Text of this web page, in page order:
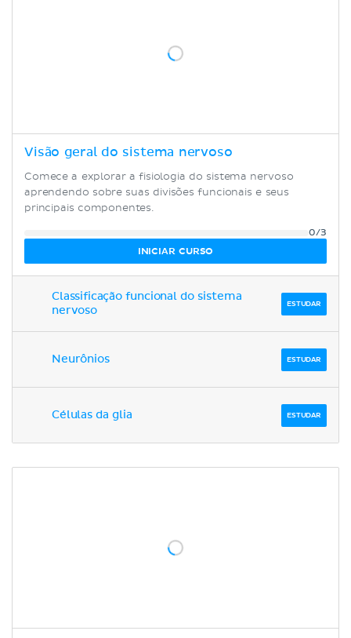
Visão geral do sistema nervoso
Comece a explorar a fisiologia do sistema nervoso
aprendendo sobre suas divisões funcionais e seus
principais componentes.
0/3
INICIAR CURSO
Classificação funcional do sistema
nervoso
ESTUDAR
Neurônios ESTUDAR
Células da glia ESTUDAR